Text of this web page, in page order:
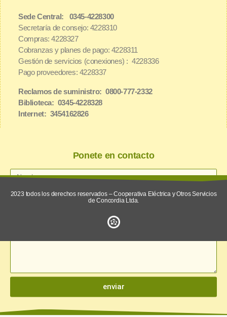
Sede Central: 0345-4228300
Secretaría de consejo: 4228310
Compras: 4228327
Cobranzas y planes de pago: 4228311
Gestión de servicios (conexiones) : 4228336
Pago proveedores: 4228337
Reclamos de suministro: 0800-777-2332
Biblioteca: 0345-4228328
Internet: 3454162826
Ponete en contacto
enviar
2023 todos los derechos reservados – Cooperativa Eléctrica y Otros Servicios
de Concordia Ltda.